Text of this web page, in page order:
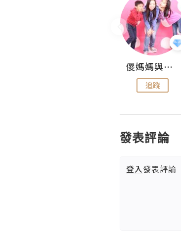
儍媽媽與兩隻小魔怪之家
追蹤
發表評論
登入發表評論